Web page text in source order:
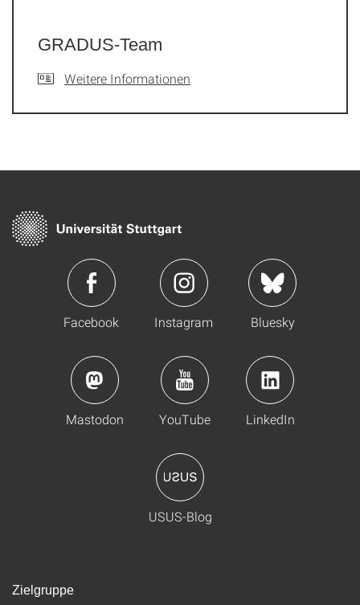
GRADUS-Team
Weitere Informationen
Facebook Instagram Bluesky
Mastodon YouTube LinkedIn
USUS-Blog
Zielgruppe